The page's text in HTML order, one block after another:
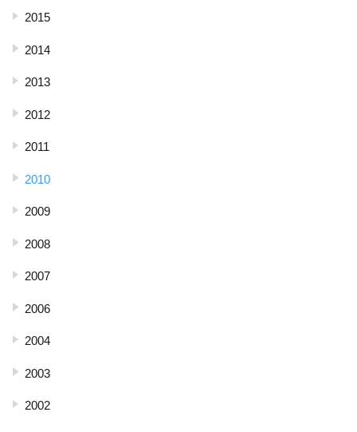
2015
2014
2013
2012
2011
2010
2009
2008
2007
2006
2004
2003
2002